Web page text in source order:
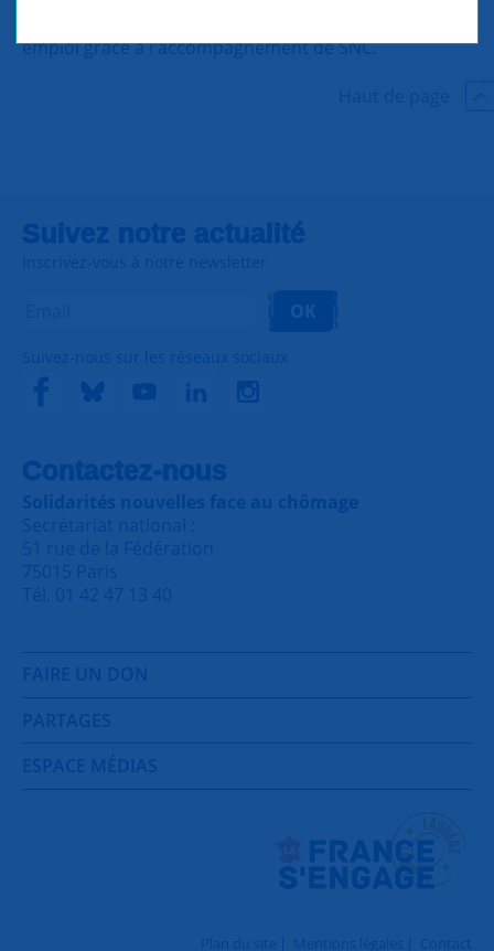
emploi grâce à l'accompagnement de SNC.
Suivez notre actualité
Inscrivez-vous à notre newsletter
OK
Suivez-nous sur les réseaux sociaux
Contactez-nous
Solidarités nouvelles face au chômage
Secrétariat national :
51 rue de la Fédération
75015 Paris
Tél. 01 42 47 13 40
FAIRE UN DON
PARTAGES
ESPACE MÉDIAS
Plan du site Mentions légales Contact